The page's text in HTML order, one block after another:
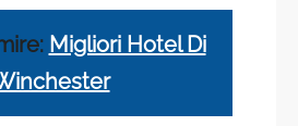
Migliori Hotel Di